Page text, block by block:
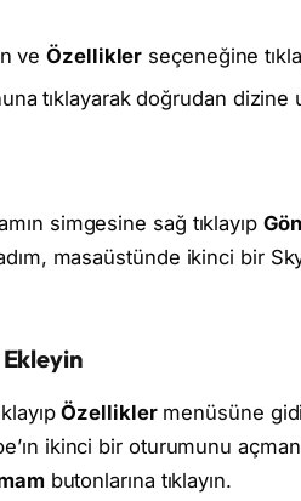
veÖzellikler seçeneğine
tıklayarak doğrudan dizine
simgesine sağ tıklayıp
masaüstünde ikinci bir
Özelliklermenüsüne
ikinci bir oturumunu
butonlarına tıklayın.